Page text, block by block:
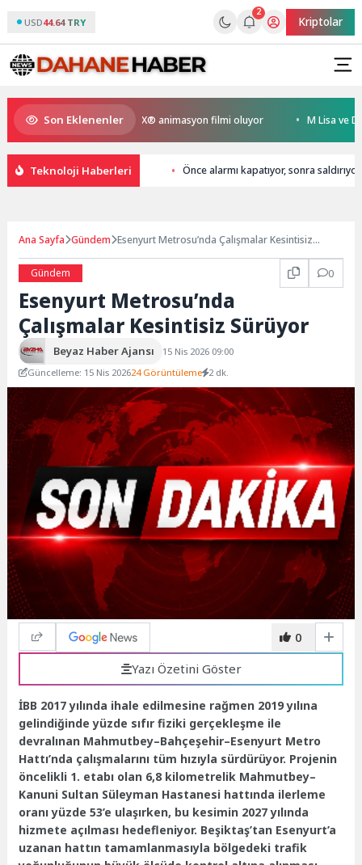
USD44.64 TRY
2
Kriptolar
Son Eklenenler
Kral Türkiye’nin ilk IMAX® animasyon filmi oluyor M Lisa ve Dolu
Teknoloji Haberleri Önce alarmı kapatıyor, sonra saldırıyor
Ana Sayfa Gündem Esenyurt Metrosu’nda Çalışmalar Kesintisiz
Gündem
0
Esenyurt Metrosu’nda
Çalışmalar Kesintisiz Sürüyor
Beyaz Haber Ajansı
15 Nis 2026 09:00
Güncelleme: 15 Nis 202624 Görüntüleme 2 dk.
0
Yazı Özetini Göster
İBB 2017 yılında ihale edilmesine rağmen 2019 yılına
gelindiğinde yüzde sıfır fiziki gerçekleşme ile
devralınan Mahmutbey–Bahçeşehir–Esenyurt Metro
Hattı’nda çalışmalarını tüm hızıyla sürdürüyor. Projenin
öncelikli 1. etabı olan 6,8 kilometrelik Mahmutbey–
Kanuni Sultan Süleyman Hastanesi hattında ilerleme
oranı yüzde 53’e ulaşırken, bu kesimin 2027 yılında
hizmete açılması hedefleniyor. Beşiktaş’tan Esenyurt’a
uzanan hattın tamamlanmasıyla bölgedeki trafik